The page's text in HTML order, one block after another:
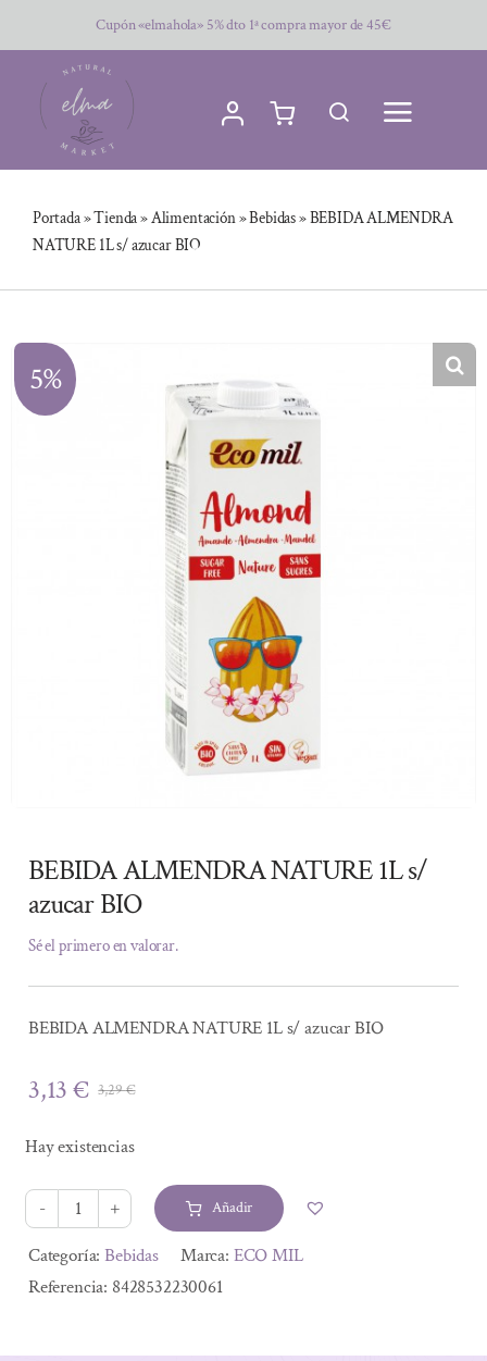
al
contenido
Cupón «elmahola» 5% dto 1ª compra mayor de 45€
Portada»Tienda»Alimentación»Bebidas»BEBIDA ALMENDRA
NATURE 1L s/ azucar BIO
5%
BEBIDA ALMENDRA NATURE 1L s/
azucar BIO
Sé el primero en valorar.
BEBIDA ALMENDRA NATURE 1L s/ azucar BIO
3,29€El
era:
3,29 €.
3,13€
El
es:
3,13 €.
Hay existencias
BEBIDA
ALMENDRA
NATURE
Añadir
Alternative:
Categoría:Bebidas Marca: ECO MIL
Referencia: 8428532230061